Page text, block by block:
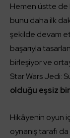
Hemen üstte de
bunu daha ilk
şekilde devam
başarıyla
birleşiyor ve
Star Wars Jedi:
olduğu eşsiz
Hikâyenin oyun
oynanış tarafı